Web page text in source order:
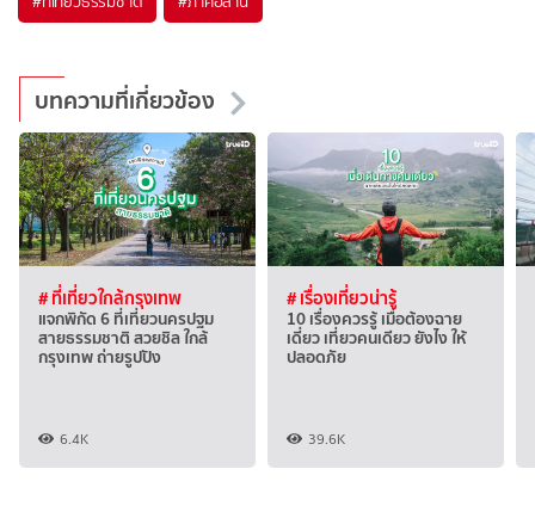
บทความที่เกี่ยวข้อง
# ที่เที่ยวใกล้กรุงเทพ
แจกพิกัด 6 ที่เที่ยวนครปฐม
สายธรรมชาติ สวยชิล ใกล้
กรุงเทพ ถ่ายรูปปัง
6.4K
# เรื่องเที่ยวน่ารู้
10 เรื่องควรรู้ เมื่อต้องฉาย
เดี่ยว เที่ยวคนเดียว ยังไง ให้
ปลอดภัย
39.6K